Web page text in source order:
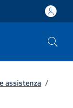
assistenza /